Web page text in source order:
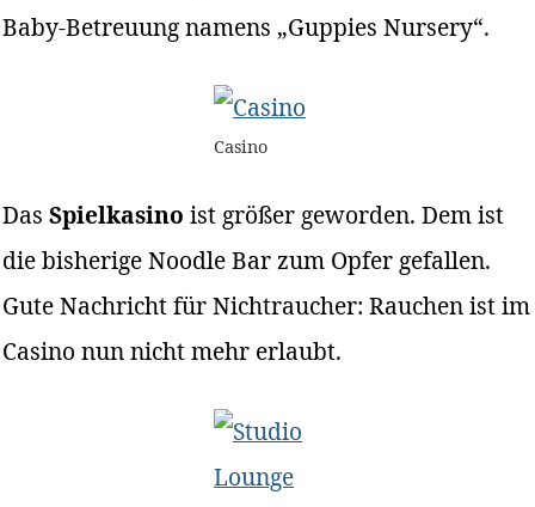
Baby-Betreuung namens „Guppies Nursery“.
Casino
DasSpielkasino ist größer geworden. Dem ist
die bisherige Noodle Bar zum Opfer gefallen.
Gute Nachricht für Nichtraucher: Rauchen ist im
Casino nun nicht mehr erlaubt.